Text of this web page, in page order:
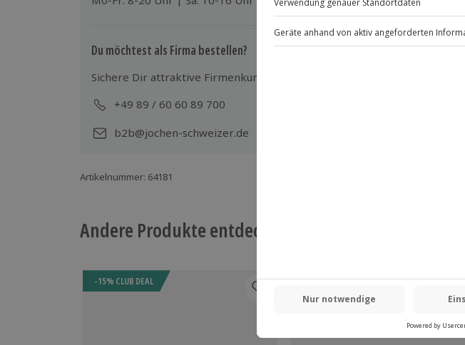
Für die lokale Steuer können Zusatzkosten anfallen (die Kosten sind
Hin- und Rückreise sind im Preis nicht inbegriffen
Du möchtest als Firma bestellen?
Sichere Dir attraktive Firmenkunden Vorteile.
+49 89 / 60 60 89 700
b2b@jochen-schweizer.de
Artikelnummer: 64181
Andere Produkte entdecken
-15% CLUB DEAL